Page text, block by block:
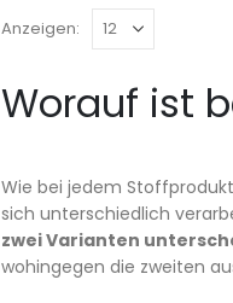
Anzeigen:
Worauf ist
Wie bei jedem
sich unterschiedlich
zwei Varianten
wohingegen die zweiten